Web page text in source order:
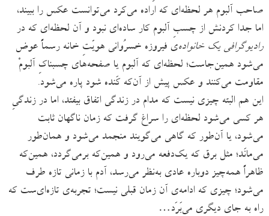
صاحب آلبوم هر لحظه‌ای که اراده می‌کرد می‌توانست عکس را ببیند،
اما جدا کردنش از چسبِ آلبوم کار ساده‌ای نبود و آن لحظه‌ای که در
رادیوگرافی یک خانواده‌ی فیروزه خسرُوانی هویّتِ خانه رسماً عوض
می‌شود همین‌جاست؛ لحظه‌ای که آلبوم یا صفحه‌های چسبناکِ آلبومْ
مقاومت می‌کنند و عکس پیش از آن‌که کَنده شود پاره می‌شود.
این هم البته چیزی نیست که مدام در زندگی اتفاق بیفتد، اما در زندگیِ
هر کسی می‌شود لحظه‌ای را سراغ گرفت که زمان ناگهان ثابت
می‌شود، یا آن‌طور که گاهی می‌گویند منجمد می‌شود و همان‌طور
می‌مانَد؛ مثل برق که یک‌دفعه می‌رود و همین‌که برمی‌گردد، همین‌که
ظاهراً همه‌چیز دوباره عادی به‌نظر می‌رسد، آدم با زمانی تازه طرف
می‌شود؛ چیزی که ادامه‌ی آن زمان قبلی نیست؛ تجربه‌ی تازه‌ای‌ست که
راه به جای دیگری می‌بَرَد…